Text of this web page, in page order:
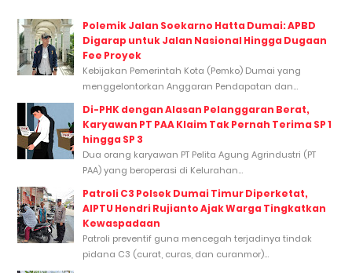
Polemik Jalan Soekarno Hatta Dumai: APBD
Digarap untuk Jalan Nasional Hingga Dugaan
Fee Proyek
Kebijakan Pemerintah Kota (Pemko) Dumai yang
menggelontorkan Anggaran Pendapatan dan...
Di-PHK dengan Alasan Pelanggaran Berat,
Karyawan PT PAA Klaim Tak Pernah Terima SP 1
hingga SP 3
Dua orang karyawan PT Pelita Agung Agrindustri (PT
PAA) yang beroperasi di Kelurahan...
Patroli C3 Polsek Dumai Timur Diperketat,
AIPTU Hendri Rujianto Ajak Warga Tingkatkan
Kewaspadaan
Patroli preventif guna mencegah terjadinya tindak
pidana C3 (curat, curas, dan curanmor)...